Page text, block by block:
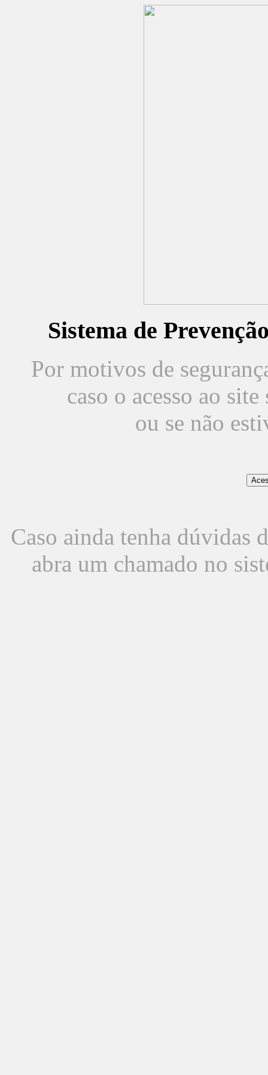
Sistema de
Por motivos de
caso o acesso ao
ou se não
Caso ainda tenha dúvidas
abra um chamado no